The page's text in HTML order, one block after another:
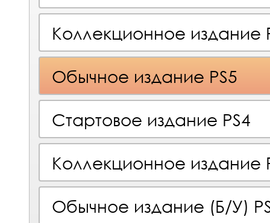
Коллекционное издание
Обычное издание PS5
Стартовое издание PS4
Коллекционное издание
Обычное издание (Б/У)